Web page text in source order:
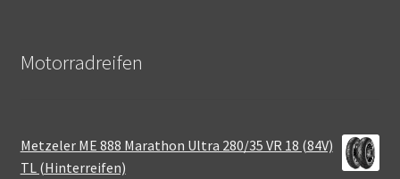
Motorradreifen
Metzeler ME 888 Marathon Ultra 280/35 VR 18 (84V)
TL (Hinterreifen)